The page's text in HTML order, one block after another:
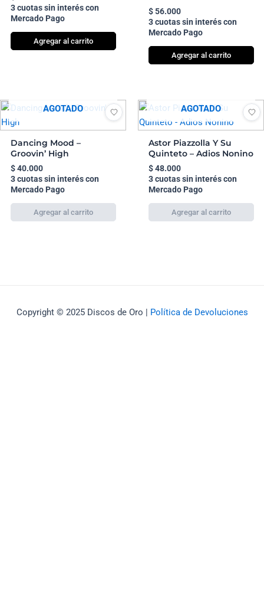
3 cuotas sin interés con
Mercado Pago
Agregar al carrito
$56.000
3 cuotas sin interés con
Mercado Pago
Agregar al carrito
AGOTADO
Dancing Mood –
Groovin’ High
$40.000
3 cuotas sin interés con
Mercado Pago
AGOTADO
Astor Piazzolla Y Su
Quinteto – Adios Nonino
$48.000
3 cuotas sin interés con
Mercado Pago
Copyright © 2025 Discos de Oro | Política de Devoluciones